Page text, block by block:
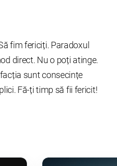
fim fericiți. Paradoxul
direct. Nu o poți atinge.
sunt consecințe
Fă-ți timp să fii fericit!